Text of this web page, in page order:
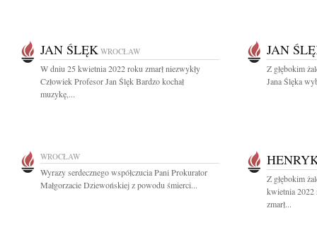
JAN ŚLĘK WROCŁAW
W dniu 25 kwietnia 2022 roku zmarł niezwykły
Człowiek Profesor Jan Ślęk Bardzo kochał
muzykę,...
JAN
Z głębokim
Jana Ślęka
WROCŁAW
Wyrazy serdecznego współczucia Pani Prokurator
Małgorzacie Dziewońskiej z powodu śmierci...
Z głębokim
kwietnia
zmarł...